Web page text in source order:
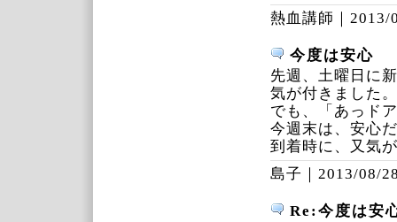
熱血講師｜ 2013/
今度は安心
先週、土曜日に
気が付きました。
でも、「あっド
今週末は、安心
到着時に、又気
島子｜ 2013/08/
Re:今度は安